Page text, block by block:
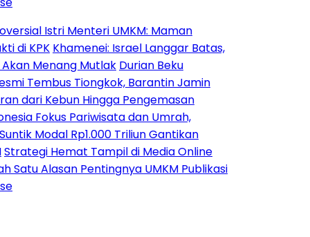
Istri Menteri UMKM: Maman
Khamenei: Israel Langgar Batas,
Mutlak Durian Beku
Tiongkok, Barantin Jamin
Kebun Hingga Pengemasan
Pariwisata dan Umrah,
Rp1.000 Triliun Gantikan
Hemat Tampil di Media Online
Alasan Pentingnya UMKM Publikasi